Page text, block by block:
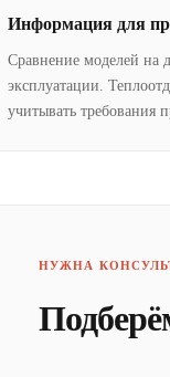
Информация для
Сравнение моделей на
эксплуатации.
учитывать требования
НУЖНА